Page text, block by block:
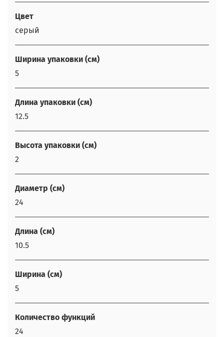
Цвет
серый
Ширина упаковки (см)
5
Длина упаковки (см)
12.5
Высота упаковки (см)
2
Диаметр (см)
24
Длина (см)
10.5
Ширина (см)
5
Количество функций
24